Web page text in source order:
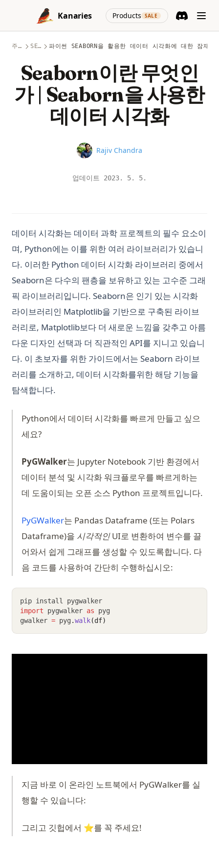
Skip to content
Kanaries
Products SALE
(opens in a
주제 SEABORN 파이썬 SEABORN을 활용한 데이터 시각화에 대한 잠재
Seaborn이란 무엇인
가 | Seaborn을 사용한
데이터 시각화
Name
Rajiv Chandra
업데이트 2023. 5. 5.
데이터 시각화는 데이터 과학 프로젝트의 필수 요소이
며, Python에는 이를 위한 여러 라이브러리가 있습니
다. 이러한 Python 데이터 시각화 라이브러리 중에서
Seaborn은 다수의 팬층을 보유하고 있는 고수준 그래
픽 라이브러리입니다. Seaborn은 인기 있는 시각화
라이브러리인 Matplotlib을 기반으로 구축된 라이브
러리로, Matplotlib보다 더 새로운 느낌을 갖추고 아름
다운 디자인 선택과 더 직관적인 API를 지니고 있습니
다. 이 초보자를 위한 가이드에서는 Seaborn 라이브
러리를 소개하고, 데이터 시각화를위한 해당 기능을
탐색합니다.
Python에서 데이터 시각화를 빠르게 만들고 싶으
세요?
PyGWalker는 Jupyter Notebook 기반 환경에서
데이터 분석 및 시각화 워크플로우를 빠르게하는
데 도움이되는 오픈 소스 Python 프로젝트입니다.
PyGWalker(opens in a new tab)
는 Pandas Dataframe (또는 Polars
Dataframe)을 시각적인UI로 변환하여 변수를 끌
어와서 쉽게 그래프를 생성할 수 있도록합니다. 다
음 코드를 사용하여 간단히 수행하십시오:
pip install pygwalker
import pygwalker as pyg
gwalker = pyg .walk(df)
지금 바로 이 온라인 노트북에서 PyGWalker를 실
행할 수 있습니다:
그리고 깃헙에서 ⭐️를 꼭 주세요!